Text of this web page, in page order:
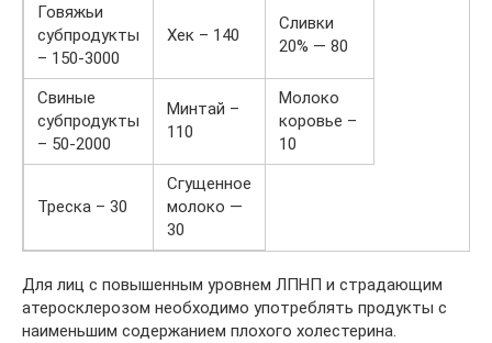
Говяжьи
субпродукты
– 150-3000
Хек – 140
Сливки
20% — 80
Свиные
субпродукты
– 50-2000
Минтай –
110
Молоко
коровье –
10
Треска – 30
Сгущенное
молоко —
30
Для лиц с повышенным уровнем ЛПНП и страдающим
атеросклерозом необходимо употреблять продукты с
наименьшим содержанием плохого холестерина.